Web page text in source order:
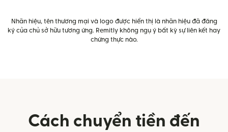
Nhãn hiệu, tên thương mại và logo được hiển thị là nhãn hiệu đã đăng
ký của chủ sở hữu tương ứng. Remitly không ngụ ý bất kỳ sự liên kết hay
chứng thực nào.
Cách chuyển tiền đến